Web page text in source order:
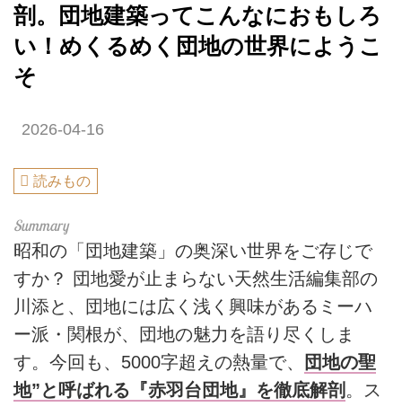
剖。団地建築ってこんなにおもしろ
い！めくるめく団地の世界にようこ
そ
2026-04-16
読みもの
昭和の「団地建築」の奥深い世界をご存じで
すか？ 団地愛が止まらない天然生活編集部の
川添と、団地には広く浅く興味があるミーハ
ー派・関根が、団地の魅力を語り尽くしま
す。今回も、5000字超えの熱量で、
団地の聖
地”と呼ばれる『赤羽台団地』を徹底解剖 。ス